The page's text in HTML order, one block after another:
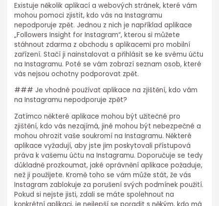
Existuje několik aplikací a webových stránek, které vám
mohou pomoci zjistit, kdo vás na Instagramu
nepodporuje zpět. Jednou z nich je například aplikace
„Followers Insight for Instagram“, kterou si můžete
stáhnout zdarma z obchodu s aplikacemi pro mobilní
zařízení. Stačí ji nainstalovat a přihlásit se ke svému účtu
na Instagramu. Poté se vám zobrazí seznam osob, které
vás nejsou ochotny podporovat zpět.
### Je vhodné používat aplikace na zjištění, kdo vám
na Instagramu nepodporuje zpět?
Zatímco některé aplikace mohou být užitečné pro
zjištění, kdo vás nezajímá, jiné mohou být nebezpečné a
mohou ohrozit vaše soukromí na Instagramu. Některé
aplikace vyžadují, aby jste jim poskytovali přístupová
práva k vašemu účtu na Instagramu. Doporučuje se tedy
důkladně prozkoumat, jaké oprávnění aplikace požaduje,
než ji použijete. Kromě toho se vám může stát, že vás
Instagram zablokuje za porušení svých podmínek použití.
Pokud si nejste jisti, zdali se máte spolehnout na